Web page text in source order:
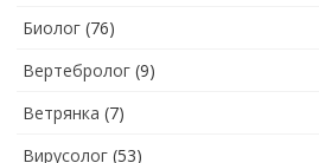
Биолог (76)
Вертебролог (9)
Ветрянка (7)
Вирусолог (53)